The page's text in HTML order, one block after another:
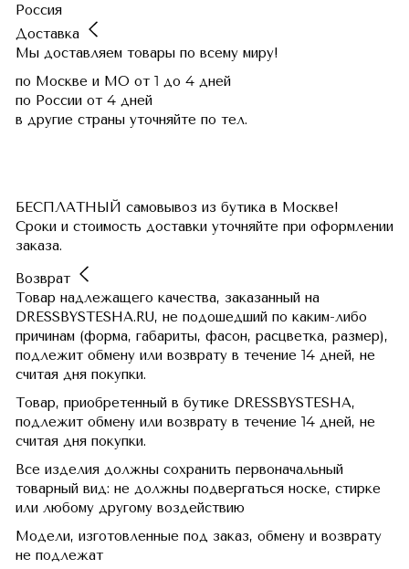
Россия
Доставка
Мы доставляем товары по всему миру!
по Москве и МО от 1 до 4 дней
по России от 4 дней
в другие страны уточняйте по тел.
БЕСПЛАТНЫЙ самовывоз из бутика в Москве!
Сроки и стоимость доставки уточняйте при оформлении
заказа.
Возврат
Товар надлежащего качества, заказанный на
DRESSBYSTESHA.RU, не подошедший по каким-либо
причинам (форма, габариты, фасон, расцветка, размер),
подлежит обмену или возврату в течение 14 дней, не
считая дня покупки.
Товар, приобретенный в бутике DRESSBYSTESHA,
подлежит обмену или возврату в течение 14 дней, не
считая дня покупки.
Все изделия должны сохранить первоначальный
товарный вид: не должны подвергаться носке, стирке
или любому другому воздействию
Модели, изготовленные под заказ, обмену и возврату
не подлежат